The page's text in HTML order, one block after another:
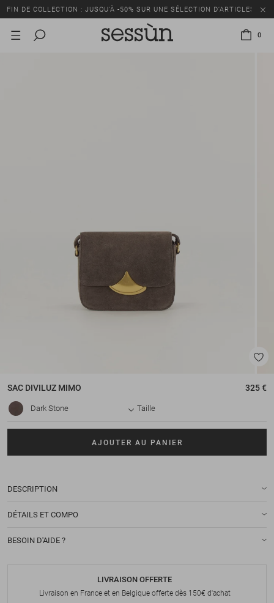
FIN DE COLLECTION : JUSQU’À -50% SUR UNE SÉLECTION D’ARTICLES
0
SAC DIVILUZ MIMO 325 €
Dark Stone Taille
AJOUTER AU PANIER
DESCRIPTION
DÉTAILS ET COMPO
BESOIN D'AIDE ?
LIVRAISON OFFERTE
Livraison en France et en Belgique offerte dès 150€ d'achat